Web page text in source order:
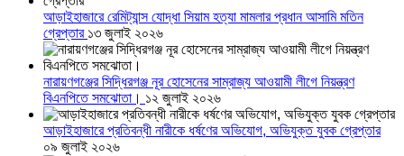
আড়াইহাজারে রেমিট্যান্স যোদ্ধা সিয়াম হত্যা মামলার প্রধান আসামি মতিন
গ্রেপ্তার ১৩ জুলাই ২০২৬
নারায়ণগঞ্জের সিদ্ধিরগঞ্জ নূর হোসেনের সাম্রাজ্য আওয়ামী লীগে নিয়ন্ত্রণ
বিএনপিতে সমঝোতা। ১২ জুলাই ২০২৬
আড়াইহাজারে প্রতিবন্ধী নারীকে ধর্ষণের অভিযোগ, অভিযুক্ত যুবক গ্রেপ্তার
০৯ জুলাই ২০২৬